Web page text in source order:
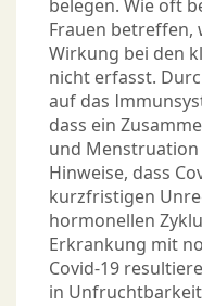
belegen. Wie oft
Frauen betreffen,
Wirkung bei den
nicht erfasst.
auf das
dass ein
und Menstruation
Hinweise, dass
kurzfristigen
hormonellen
Erkrankung mit
Covid-19
in